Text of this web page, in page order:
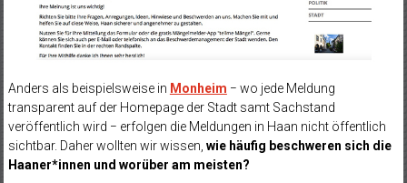
Anders als beispielsweise in Monheim − wo jede Meldung
transparent auf der Homepage der Stadt samt Sachstand
veröffentlich wird − erfolgen die Meldungen in Haan nicht öffentlich
sichtbar. Daher wollten wir wissen, wie häufig beschweren sich die
Haaner*innen und worüber am meisten?